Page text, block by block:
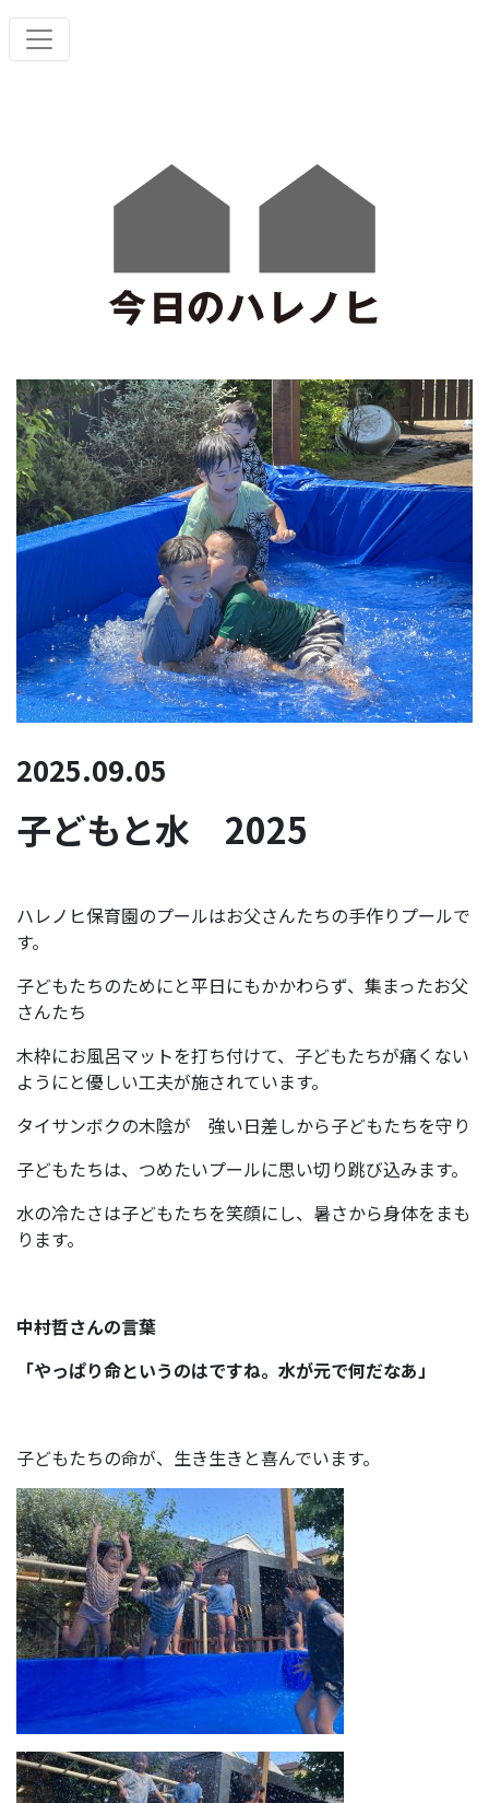
2025.09.05
子どもと水 2025
ハレノヒ保育園のプールはお父さんたちの手作りプールで
す。
子どもたちのためにと平日にもかかわらず、集まったお父
さんたち
木枠にお風呂マットを打ち付けて、子どもたちが痛くない
ようにと優しい工夫が施されています。
タイサンボクの木陰が 強い日差しから子どもたちを守り
子どもたちは、つめたいプールに思い切り跳び込みます。
水の冷たさは子どもたちを笑顔にし、暑さから身体をまも
ります。
中村哲さんの言葉
「やっぱり命というのはですね。水が元で何だなあ」
子どもたちの命が、生き生きと喜んでいます。